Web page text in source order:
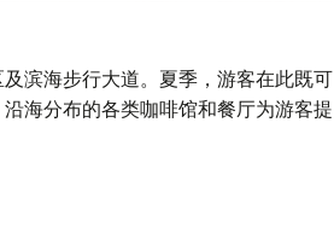
滨海步行大道。夏季，游客在此既可
海分布的各类咖啡馆和餐厅为游客提